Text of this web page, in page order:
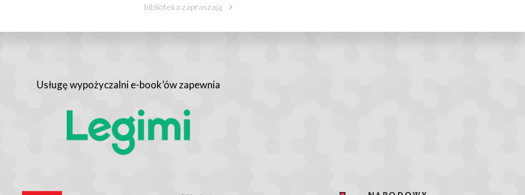
biblioteka zapraszają
Usługę wypożyczalni e-book’ów zapewnia